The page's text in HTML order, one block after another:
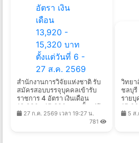
สำนักงานการวิจัยแห่งชาติ รับ
สมัครสอบบรรจุบุคคลเข้ารับ
ราชการ 4 อัตรา เงินเดือน
13,920 - 15,320 บาท ตั้งแต่วัน
ที่ 6 - 27 ส.ค. 2569
27 ก.ค. 2569 เวลา 19:27 น.
781
วิทยา
ชลบุรี
รายบุ
ก.ค.
5 ส.